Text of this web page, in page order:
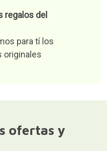
regalos del
para tí los
originales
ofertas y